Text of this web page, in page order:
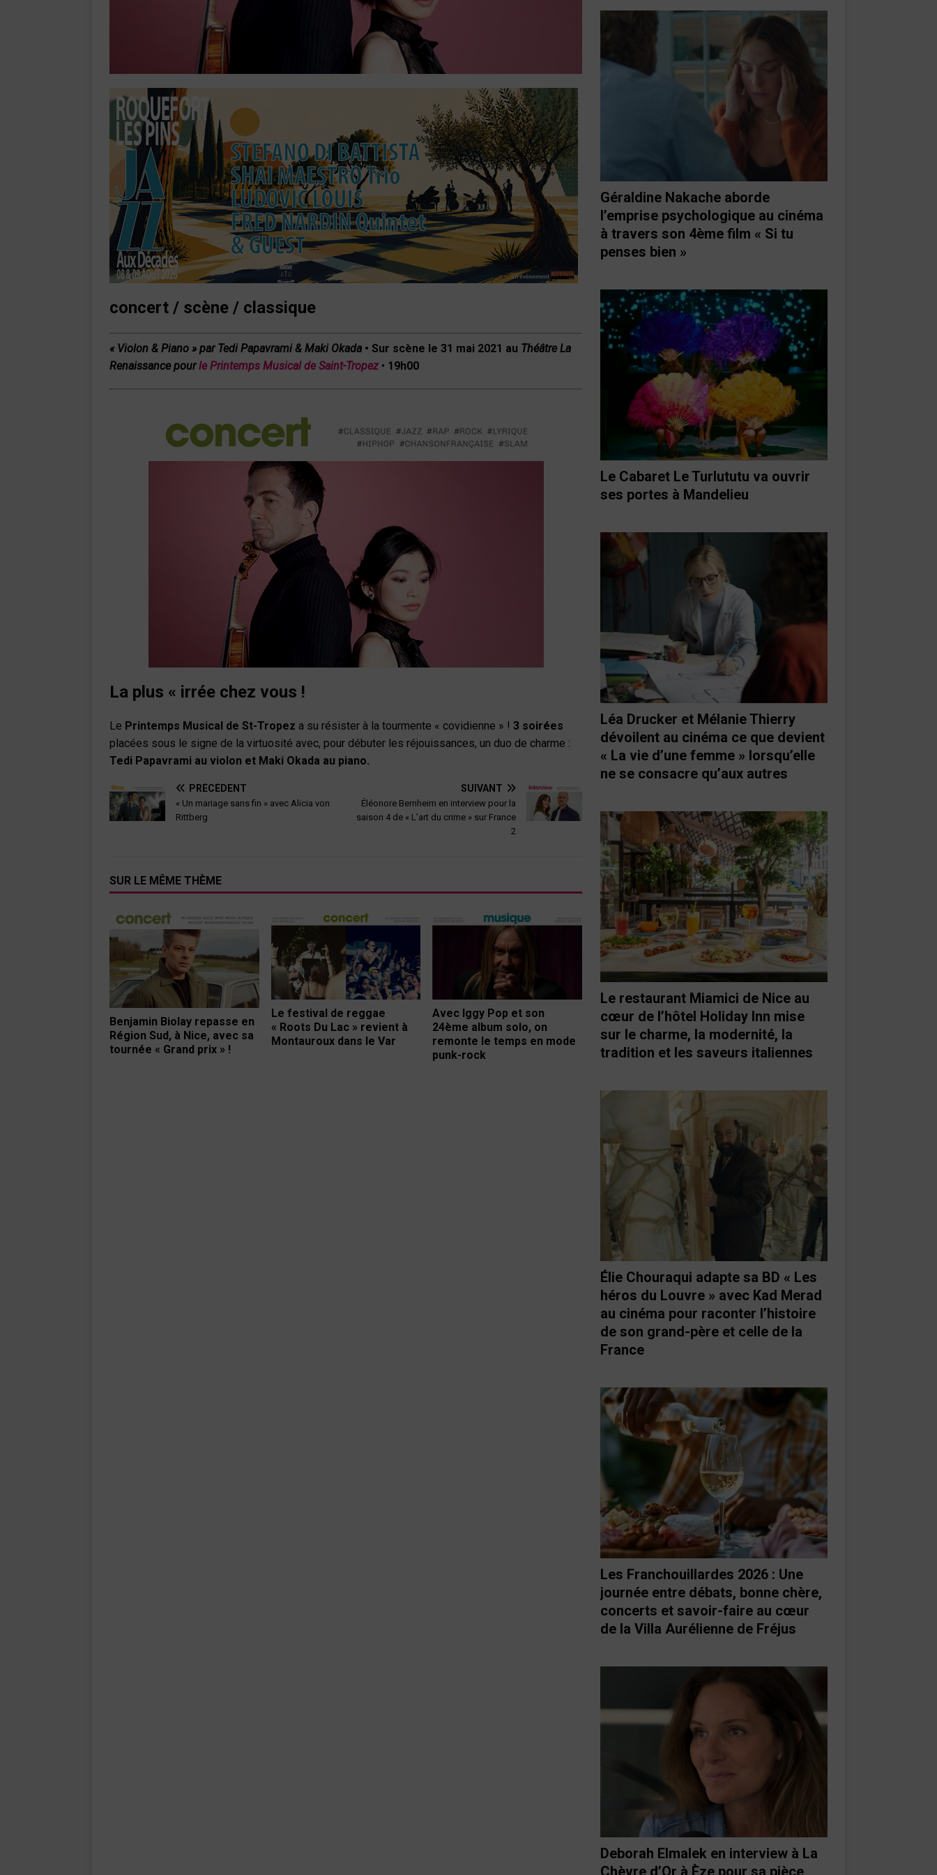
concert / scène / classique
« Violon & Piano »par Tedi Papavrami & Maki Okada • Sur scène le 31 mai 2021 au Théâtre La
Renaissance pourle Printemps Musical de Saint-Tropez • 19h00
La plus « irrée chez vous !
Le Printemps Musical de St-Tropez a su résister à la tourmente « covidienne » ! 3 soirées
placées sous le signe de la virtuosité avec, pour débuter les réjouissances, un duo de charme :
Tedi Papavrami au violon et Maki Okada au piano.
PRÉCÉDENT
« Un mariage sans fin » avec Alicia von
Rittberg
SUIVANT
Éléonore Bernheim en interview pour la
saison 4 de « L’art du crime » sur France
2
SUR LE MÊME THÈME
Benjamin Biolay repasse en
Région Sud, à Nice, avec sa
tournée « Grand prix » !
Le festival de reggae
« Roots Du Lac » revient à
Montauroux dans le Var
Avec Iggy Pop et son
24ème album solo, on
remonte le temps en mode
punk-rock
Géraldine Nakache aborde
l’emprise psychologique au cinéma
à travers son 4ème film « Si tu
penses bien »
Le Cabaret Le Turlututu va ouvrir
ses portes à Mandelieu
Léa Drucker et Mélanie Thierry
dévoilent au cinéma ce que devient
« La vie d’une femme » lorsqu’elle
ne se consacre qu’aux autres
Le restaurant Miamici de Nice au
cœur de l’hôtel Holiday Inn mise
sur le charme, la modernité, la
tradition et les saveurs italiennes
Élie Chouraqui adapte sa BD « Les
héros du Louvre » avec Kad Merad
au cinéma pour raconter l’histoire
de son grand-père et celle de la
France
Les Franchouillardes 2026 : Une
journée entre débats, bonne chère,
concerts et savoir-faire au cœur
de la Villa Aurélienne de Fréjus
Deborah Elmalek en interview à La